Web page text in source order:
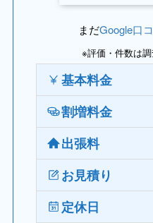
まだGoogle口
※評価・件数は調
基本料金
割増料金
出張料
お見積り
定休日